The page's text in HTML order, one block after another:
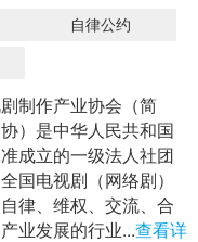
自律公约
制作产业协会（简
）是中华人民共和国
成立的一级法人社团
国电视剧（网络剧）
律、维权、交流、合
业发展的行业...查看详